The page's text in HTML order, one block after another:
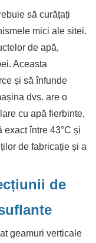
să curățați
mici ale sitei.
de apă,
Aceasta
și să înfunde
dvs. are o
cu apă fierbinte,
exact între 43°C și
de fabricație și a
de
geamuri verticale